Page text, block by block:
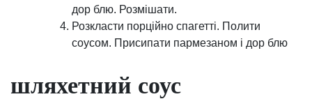
дор блю. Розмішати.
Розкласти порційно спагетті. Полити
соусом. Присипати пармезаном і дор блю
шляхетний соус